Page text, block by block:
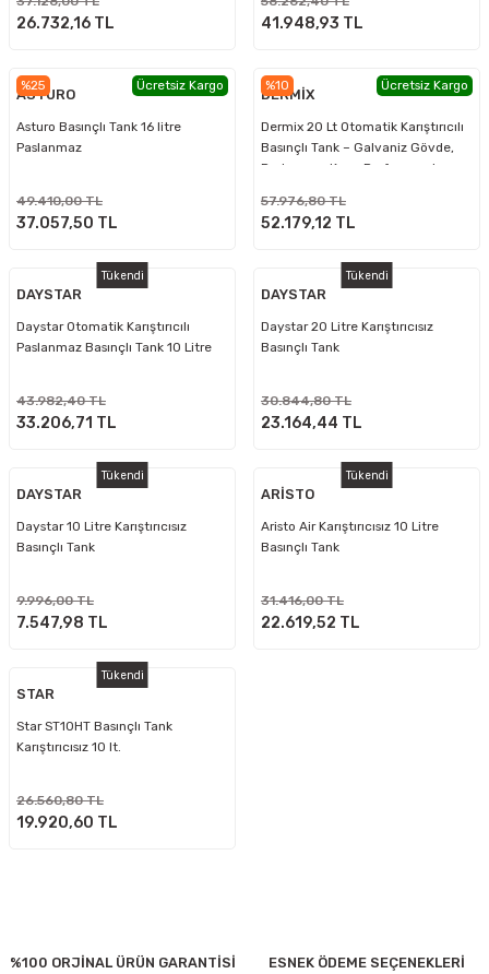
26.732,16 TL 41.948,93 TL
%25 Ücretsiz Kargo
ASTURO
Asturo Basınçlı Tank 16 litre
Paslanmaz
49.410,00 TL
37.057,50 TL
%10 Ücretsiz Kargo
DERMİX
Dermix 20 Lt Otomatik Karıştırıcılı
Basınçlı Tank – Galvaniz Gövde,
Paslanmaz Kova Profesyonel
57.976,80 TL
52.179,12 TL
Tükendi
DAYSTAR
Daystar Otomatik Karıştırıcılı
Paslanmaz Basınçlı Tank 10 Litre
43.982,40 TL
33.206,71 TL
Tükendi
DAYSTAR
Daystar 20 Litre Karıştırıcısız
Basınçlı Tank
30.844,80 TL
23.164,44 TL
Tükendi
DAYSTAR
Daystar 10 Litre Karıştırıcısız
Basınçlı Tank
9.996,00 TL
7.547,98 TL
Tükendi
ARİSTO
Aristo Air Karıştırıcısız 10 Litre
Basınçlı Tank
31.416,00 TL
22.619,52 TL
Tükendi
STAR
Star ST10HT Basınçlı Tank
Karıştırıcısız 10 lt.
26.560,80 TL
19.920,60 TL
%100 ORJİNAL ÜRÜN GARANTİSİ ESNEK ÖDEME SEÇENEKLERİ